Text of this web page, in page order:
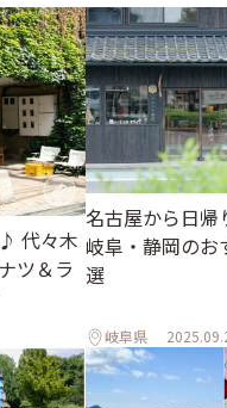
代々木
ツ＆ラ
名古屋から日帰
岐阜・静岡のお
選
岐阜県